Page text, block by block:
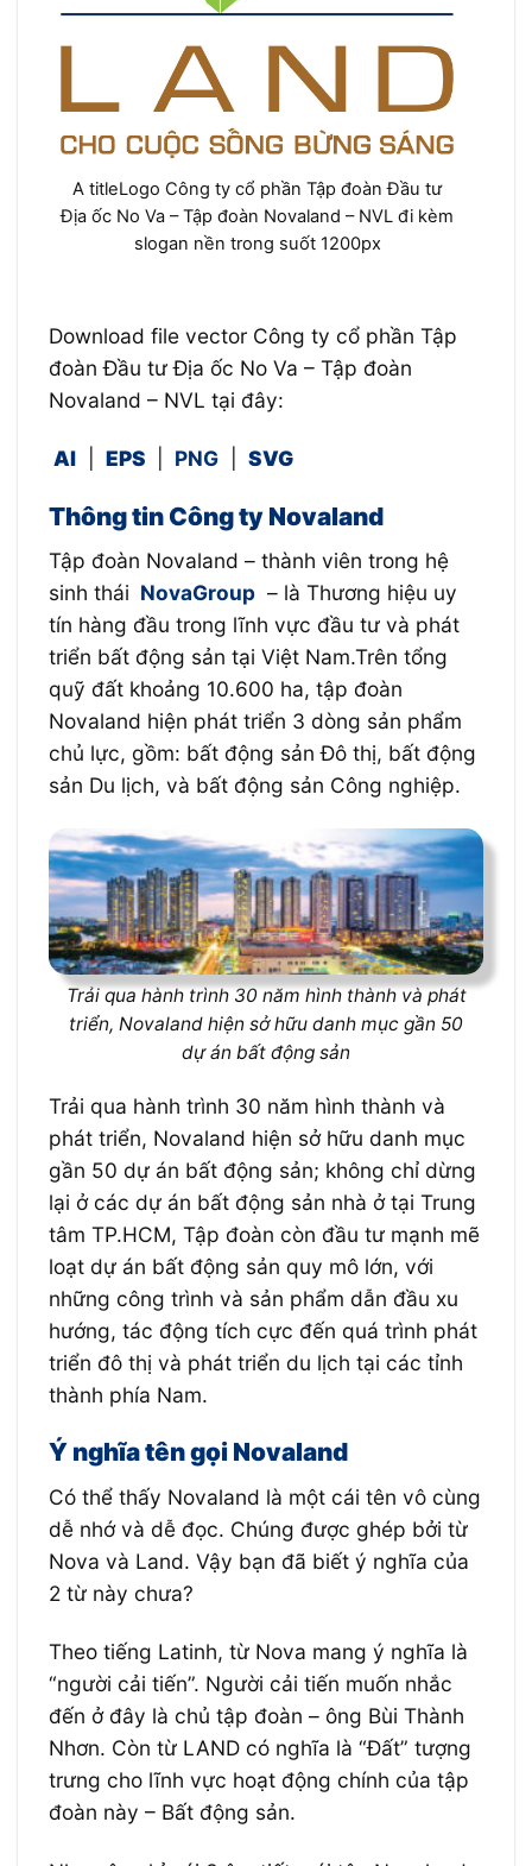
A titleLogo Công ty cổ phần Tập đoàn Đầu tư
Địa ốc No Va – Tập đoàn Novaland – NVL đi kèm
slogan nền trong suốt 1200px
Download file vector Công ty cổ phần Tập
đoàn Đầu tư Địa ốc No Va – Tập đoàn
Novaland – NVL tại đây:
AI EPS PNG SVG
Thông tin Công ty Novaland
Tập đoàn Novaland – thành viên trong hệ
sinh thái NovaGroup – là Thương hiệu uy
tín hàng đầu trong lĩnh vực đầu tư và phát
triển bất động sản tại Việt Nam.Trên tổng
quỹ đất khoảng 10.600 ha, tập đoàn
Novaland hiện phát triển 3 dòng sản phẩm
chủ lực, gồm: bất động sản Đô thị, bất động
sản Du lịch, và bất động sản Công nghiệp.
Trải qua hành trình 30 năm hình thành và phát
triển, Novaland hiện sở hữu danh mục gần 50
dự án bất động sản
Trải qua hành trình 30 năm hình thành và
phát triển, Novaland hiện sở hữu danh mục
gần 50 dự án bất động sản; không chỉ dừng
lại ở các dự án bất động sản nhà ở tại Trung
tâm TP.HCM, Tập đoàn còn đầu tư mạnh mẽ
loạt dự án bất động sản quy mô lớn, với
những công trình và sản phẩm dẫn đầu xu
hướng, tác động tích cực đến quá trình phát
triển đô thị và phát triển du lịch tại các tỉnh
thành phía Nam.
Ý nghĩa tên gọi Novaland
Có thể thấy Novaland là một cái tên vô cùng
dễ nhớ và dễ đọc. Chúng được ghép bởi từ
Nova và Land. Vậy bạn đã biết ý nghĩa của
2 từ này chưa?
Theo tiếng Latinh, từ Nova mang ý nghĩa là
“người cải tiến”. Người cải tiến muốn nhắc
đến ở đây là chủ tập đoàn – ông Bùi Thành
Nhơn. Còn từ LAND có nghĩa là “Đất” tượng
trưng cho lĩnh vực hoạt động chính của tập
đoàn này – Bất động sản.